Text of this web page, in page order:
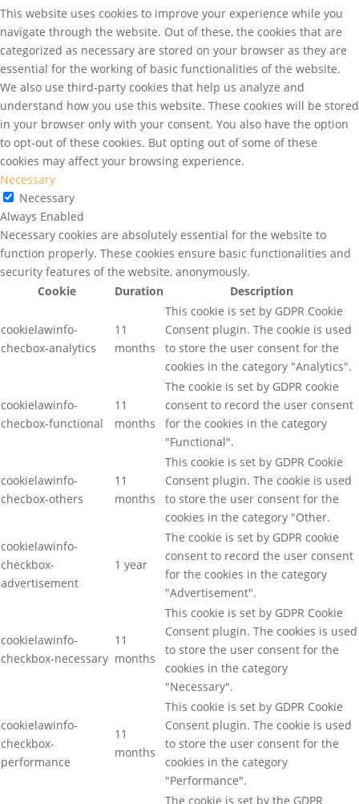
This website uses cookies to improve your experience while you
navigate through the website. Out of these, the cookies that are
categorized as necessary are stored on your browser as they are
essential for the working of basic functionalities of the website.
We also use third-party cookies that help us analyze and
understand how you use this website. These cookies will be stored
in your browser only with your consent. You also have the option
to opt-out of these cookies. But opting out of some of these
cookies may affect your browsing experience.
Necessary
Necessary
Always Enabled
Necessary cookies are absolutely essential for the website to
function properly. These cookies ensure basic functionalities and
security features of the website, anonymously.
Cookie
Duration Description
cookielawinfo-
checbox-analytics
11
months
This cookie is set by GDPR Cookie
Consent plugin. The cookie is used
to store the user consent for the
cookies in the category "Analytics".
cookielawinfo-
checbox-functional
11
months
The cookie is set by GDPR cookie
consent to record the user consent
for the cookies in the category
"Functional".
cookielawinfo-
checbox-others
11
months
This cookie is set by GDPR Cookie
Consent plugin. The cookie is used
to store the user consent for the
cookies in the category "Other.
cookielawinfo-
checkbox-
advertisement
1 year
The cookie is set by GDPR cookie
consent to record the user consent
for the cookies in the category
"Advertisement".
cookielawinfo-
checkbox-necessary
11
months
This cookie is set by GDPR Cookie
Consent plugin. The cookies is used
to store the user consent for the
cookies in the category
"Necessary".
cookielawinfo-
checkbox-
performance
11
months
This cookie is set by GDPR Cookie
Consent plugin. The cookie is used
to store the user consent for the
cookies in the category
"Performance".
The cookie is set by the GDPR